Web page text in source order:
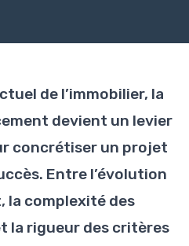
de l’immobilier, la
devient un levier
concrétiser un projet
Entre l’évolution
la complexité des
la rigueur des critères